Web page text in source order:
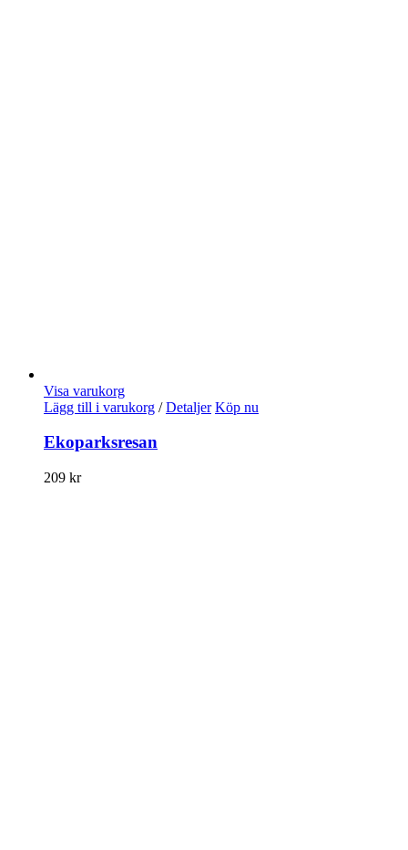
Visa varukorg
Lägg till i varukorg / Detaljer Köp nu
Ekoparksresan
209 kr